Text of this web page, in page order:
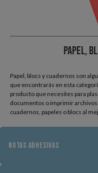
Papel,
Papel, blocs y cuadernos son
que encontrarás en esta
producto que necesites para
documentos o imprimir
cuadernos, papeles o blocs al
NOTAS ADHESIVAS